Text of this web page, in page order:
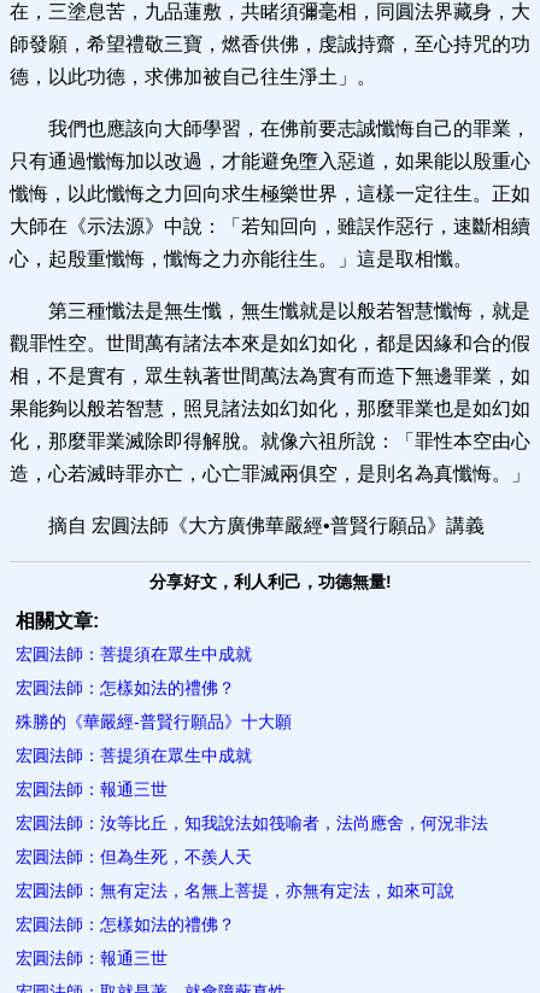
在，三塗息苦，九品蓮敷，共睹須彌毫相，同圓法界藏身，大
師發願，希望禮敬三寶，燃香供佛，虔誠持齋，至心持咒的功
德，以此功德，求佛加被自己往生淨土」。
我們也應該向大師學習，在佛前要志誠懺悔自己的罪業，
只有通過懺悔加以改過，才能避免墮入惡道，如果能以殷重心
懺悔，以此懺悔之力回向求生極樂世界，這樣一定往生。正如
大師在《示法源》中說：「若知回向，雖誤作惡行，速斷相續
心，起殷重懺悔，懺悔之力亦能往生。」這是取相懺。
第三種懺法是無生懺，無生懺就是以般若智慧懺悔，就是
觀罪性空。世間萬有諸法本來是如幻如化，都是因緣和合的假
相，不是實有，眾生執著世間萬法為實有而造下無邊罪業，如
果能夠以般若智慧，照見諸法如幻如化，那麼罪業也是如幻如
化，那麼罪業滅除即得解脫。就像六祖所說：「罪性本空由心
造，心若滅時罪亦亡，心亡罪滅兩俱空，是則名為真懺悔。」
摘自 宏圓法師《大方廣佛華嚴經•普賢行願品》講義
分享好文，利人利己，功德無量!
相關文章:
宏圓法師：菩提須在眾生中成就
宏圓法師：怎樣如法的禮佛？
殊勝的《華嚴經-普賢行願品》十大願
宏圓法師：菩提須在眾生中成就
宏圓法師：報通三世
宏圓法師：汝等比丘，知我說法如筏喻者，法尚應舍，何況非法
宏圓法師：但為生死，不羨人天
宏圓法師：無有定法，名無上菩提，亦無有定法，如來可說
宏圓法師：怎樣如法的禮佛？
宏圓法師：報通三世